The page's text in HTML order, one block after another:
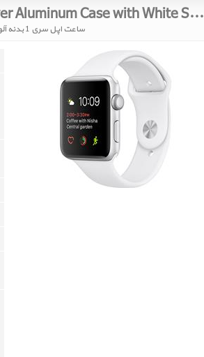
Apple Watch Series 1 Silver Aluminum Case with White Sport Band 42mm
ساعت اپل سری 1 بدنه آلومینیوم نقره ای و بند اسپرت سفید 42 میلیمتر